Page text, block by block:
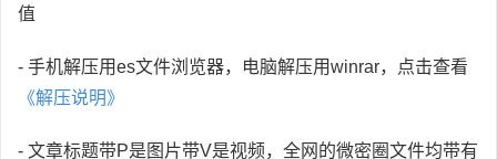
值
- 手机解压用es文件浏览器，电脑解压用winrar，点击查看
《解压说明》
- 文章标题带P是图片带V是视频，全网的微密圈文件均带有